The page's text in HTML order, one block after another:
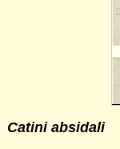
Catini absidali